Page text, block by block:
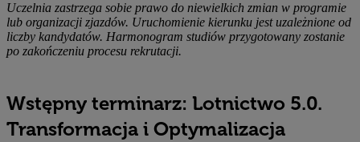
Uczelnia zastrzega sobie prawo do niewielkich zmian w programie
lub organizacji zjazdów. Uruchomienie kierunku jest uzależnione od
liczby kandydatów. Harmonogram studiów przygotowany zostanie
po zakończeniu procesu rekrutacji.
Wstępny terminarz: Lotnictwo 5.0.
Transformacja i Optymalizacja